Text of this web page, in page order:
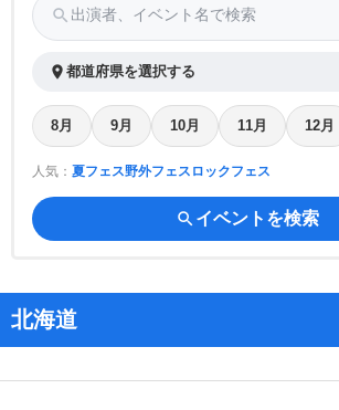
search 出演者、イベント名で検索
place 都道府県を選択する
8月 9月 10月 11月 12月
人気： 夏フェス野外フェス ロックフェス
search イベントを検索
北海道